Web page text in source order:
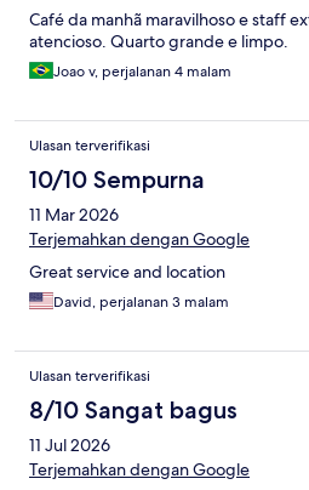
Café da manhã maravilhoso e staff
atencioso. Quarto grande e limpo.
Joao v, perjalanan 4 malam
Ulasan terverifikasi
10/10 Sempurna
11 Mar 2026
Terjemahkan dengan Google
Great service and location
David, perjalanan 3 malam
Ulasan terverifikasi
8/10 Sangat bagus
11 Jul 2026
Terjemahkan dengan Google